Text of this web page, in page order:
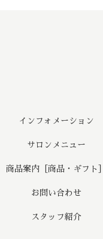
インフォメーション
サロンメニュー
商品案内［商品・ギフト］
お問い合わせ
スタッフ紹介